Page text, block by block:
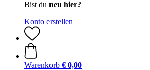
Bist du neu hier?
Konto erstellen
Warenkorb € 0,00